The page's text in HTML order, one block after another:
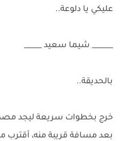
عليكي يا دلوعة..
______ شيما سعيد _____
بالحديقة..
خرج بخطوات سريعة ليجد
بعد مسافة قريبة منه، أقترب